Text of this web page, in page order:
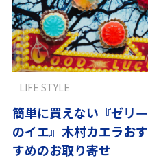
簡単に買えない『ゼリー
のイエ』木村カエラおす
すめのお取り寄せ
LIFE STYLE